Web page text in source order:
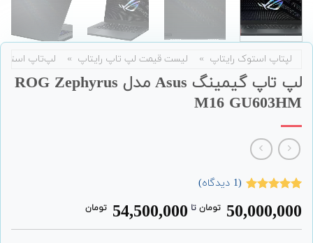
لپتاپ استوک رایتاپ » لیست قیمت لپ تاپ رایتاپ » لپ‌تاپ
لپ تاپ گیمینگ Asus مدل ROG Zephyrus
M16 GU603HM
از 5 امتیاز
مشتری
(
1 دیدگاه)
50,000,000 تومان ‌ تا ‌ 54,500,000 تومان